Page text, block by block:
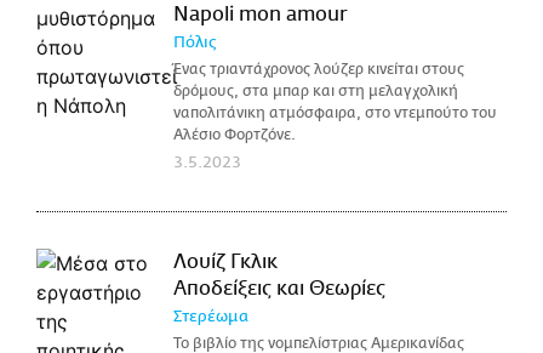
Napoli mon amour
Πόλις
Ένας τριαντάχρονος λούζερ κινείται στους
δρόμους, στα μπαρ και στη μελαγχολική
ναπολιτάνικη ατμόσφαιρα, στο ντεμπούτο του
Αλέσιο Φορτζόνε.
3.5.2023
Λουίζ Γκλικ
Αποδείξεις και Θεωρίες
Στερέωμα
Το βιβλίο της νομπελίστριας Αμερικανίδας